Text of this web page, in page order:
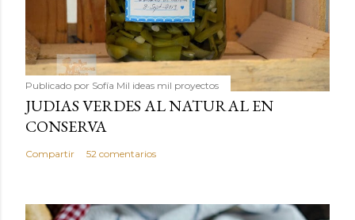
Publicado por Sofía Mil ideas mil proyectos
JUDIAS VERDES AL NATURAL EN
CONSERVA
Compartir 52 comentarios